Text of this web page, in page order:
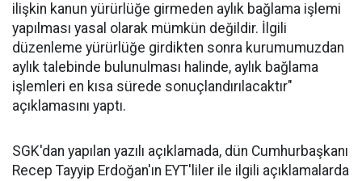
ilişkin kanun yürürlüğe girmeden aylık bağlama işlemi
yapılması yasal olarak mümkün değildir. İlgili
düzenleme yürürlüğe girdikten sonra kurumumuzdan
aylık talebinde bulunulması halinde, aylık bağlama
işlemleri en kısa sürede sonuçlandırılacaktır"
açıklamasını yaptı.
SGK'dan yapılan yazılı açıklamada, dün Cumhurbaşkanı
Recep Tayyip Erdoğan'ın EYT'liler ile ilgili açıklamalarda